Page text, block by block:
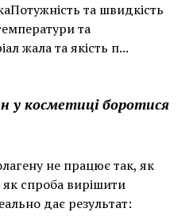
та швидкість
та
жала та якість п...
у косметиці боротися
не працює так, як
як спроба вирішити
дає результат: